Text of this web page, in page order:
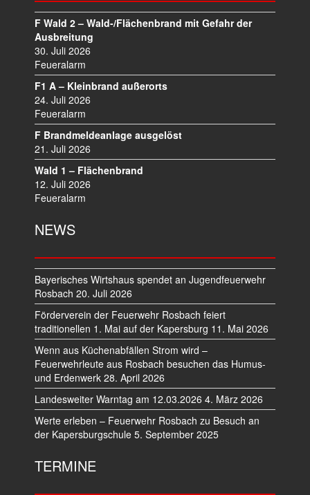
F Wald 2 – Wald-/Flächenbrand mit Gefahr der
Ausbreitung
30. Juli 2026
Feueralarm
F1 A – Kleinbrand außerorts
24. Juli 2026
Feueralarm
F Brandmeldeanlage ausgelöst
21. Juli 2026
Wald 1 – Flächenbrand
12. Juli 2026
Feueralarm
NEWS
Bayerisches Wirtshaus spendet an Jugendfeuerwehr
Rosbach 20. Juli 2026
Förderverein der Feuerwehr Rosbach feiert
traditionellen 1. Mai auf der Kapersburg 11. Mai 2026
Wenn aus Küchenabfällen Strom wird –
Feuerwehrleute aus Rosbach besuchen das Humus-
und Erdenwerk 28. April 2026
Landesweiter Warntag am 12.03.2026 4. März 2026
Werte erleben – Feuerwehr Rosbach zu Besuch an
der Kapersburgschule 5. September 2025
TERMINE